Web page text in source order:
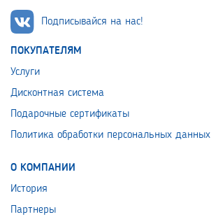
Подписывайся на нас!
ПОКУПАТЕЛЯМ
Услуги
Дисконтная система
Подарочные сертификаты
Политика обработки персональных данных
О КОМПАНИИ
История
Партнеры